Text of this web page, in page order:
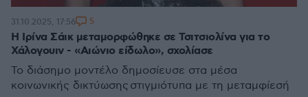
Η Ιρίνα Σάικ μεταμορφώθηκε σε Τσιτσιολίνα για το
Χάλογουιν - «Αιώνιο είδωλο», σχολίασε
Το διάσημο μοντέλο δημοσίευσε στα μέσα
κοινωνικής δικτύωσης στιγμιότυπα με τη μεταμφίεσή
31.10.2025, 17:56 5